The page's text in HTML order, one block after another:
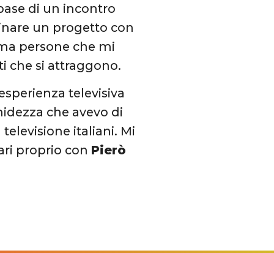
di un incontro
un progetto con
persone che mi
che si attraggono.
televisiva
che avevo di
italiani. Mi
proprio con Pierò